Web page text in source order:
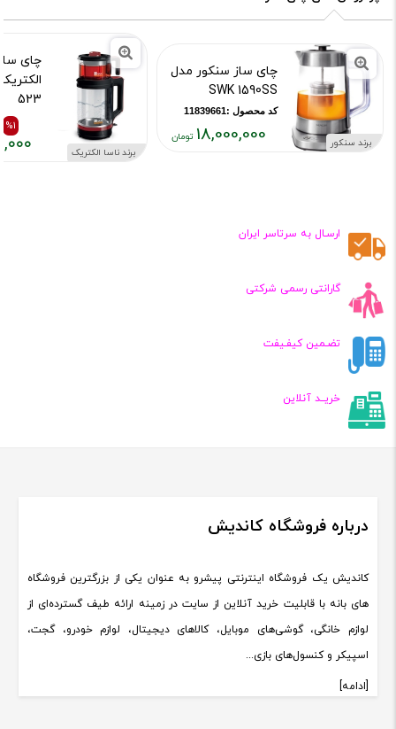
برند سنکور
چای ساز سنکور مدل
SWK 1590SS
کد محصول :11839661
18,000,000
برند ناسا الکتریک
چای
523
کد محصول%1
ارسـال به سرتاسر ایران
گارانتی رسمی شرکتی
تضـمین کیفـیفت
خریــد آنلاین
درباره فروشگاه کاندیش
کاندیش یک فروشگاه اینترنتی پیشرو به عنوان یکی از بزرگترین فروشگاه
های بانه با قابلیت خرید آنلاین از سایت در زمینه ارائه طیف گسترده‌ای از
لوازم خانگی، گوشی‌های موبایل، کالاهای دیجیتال، لوازم خودرو، گجت،
اسپیکر و کنسول‌های بازی...
[ادامه]